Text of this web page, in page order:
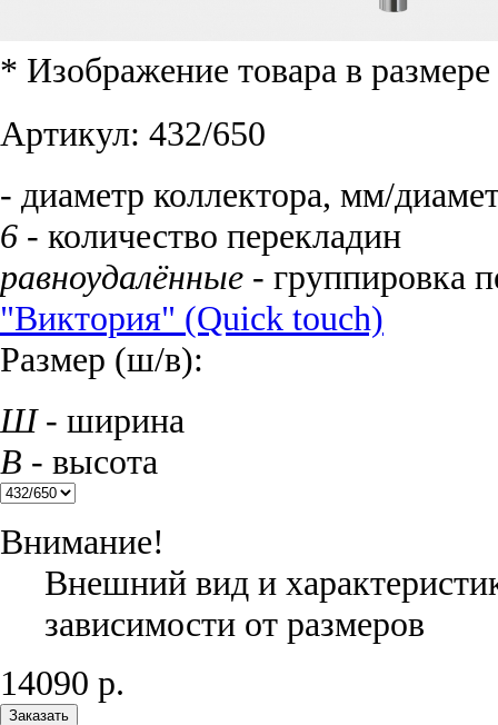
* Изображение товара в размере
Артикул: 432/650
- диаметр коллектора, мм/
6 - количество перекладин
равноудалённые - группировка
"Виктория" (Quick touch)
Размер (ш/в):
Ш- ширина
В - высота
Внимание!
Внешний вид и
зависимости от размеров
14090 р.
Заказать